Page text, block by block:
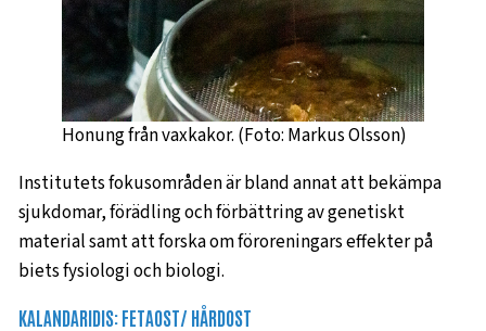
Honung från vaxkakor. (Foto: Markus Olsson)
Institutets fokusområden är bland annat att bekämpa
sjukdomar, förädling och förbättring av genetiskt
material samt att forska om föroreningars effekter på
biets fysiologi och biologi.
KALANDARIDIS: FETAOST/ HÅRDOST